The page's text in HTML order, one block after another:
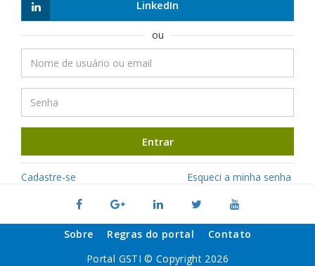
LinkedIn
ou
Entrar
Cadastre-se Esqueci a minha senha
Sobre Regras do portal
Contato
Portal GSTI © Copyright 2026